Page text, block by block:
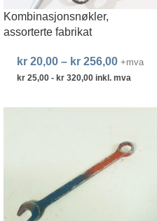
Kombinasjonsnøkler,
assorterte fabrikat
kr 20,00 – kr 256,00 +mva
kr 25,00 - kr 320,00 inkl. mva